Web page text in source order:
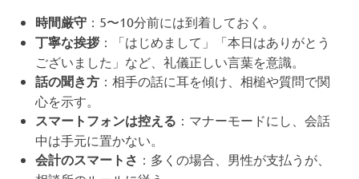
時間厳守 ：5〜10分前には到着しておく。
丁寧な挨拶 ：「はじめまして」「本日はありがとう
ございました」など、礼儀正しい言葉を意識。
話の聞き方 ：相手の話に耳を傾け、相槌や質問で関
心を示す。
スマートフォンは控える ：マナーモードにし、会話
中は手元に置かない。
会計のスマートさ ：多くの場合、男性が支払うが、